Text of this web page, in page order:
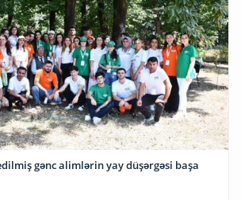
gənc alimlərin yay düşərgəsi başa